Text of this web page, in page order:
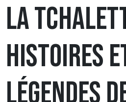
LA
HISTOIRES
LÉGENDES